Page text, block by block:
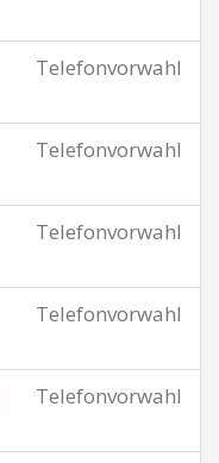
Telefonvorwahl
Telefonvorwahl
Telefonvorwahl
Telefonvorwahl
Telefonvorwahl